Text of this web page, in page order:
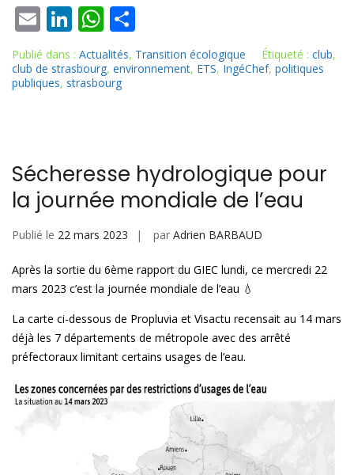
E
m
ai
l
Li
n
k
e
W
h
at
s
p
ar
ta
Publié dans : Actualités, Transition écologique Étiqueté : club,
club de strasbourg, environnement, ETS, IngéChef, politiques
publiques, strasbourg
Sécheresse hydrologique pour
la journée mondiale de l’eau
Publié le 22 mars 2023 par Adrien BARBAUD
Après la sortie du 6ème rapport du GIEC lundi, ce mercredi 22
mars 2023 c’est la journée mondiale de l’eau 💧
La carte ci-dessous de Propluvia et Visactu recensait au 14 mars
déjà les 7 départements de métropole avec des arrêté
préfectoraux limitant certains usages de l’eau.